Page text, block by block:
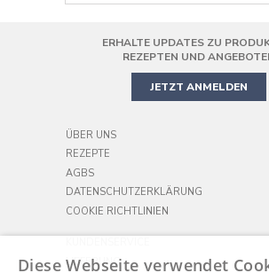
HANDMIXER
PRÄZISIONS-
MINIBACKOFEN
ERHALTE UPDATES ZU
REZEPTEN UND
JETZT ANMELDEN
ÜBER UNS
REZEPTE
AGBS
DATENSCHUTZERKLÄRUNG
COOKIE RICHTLINIEN
LIEFERUNG
Diese Webseite verwendet